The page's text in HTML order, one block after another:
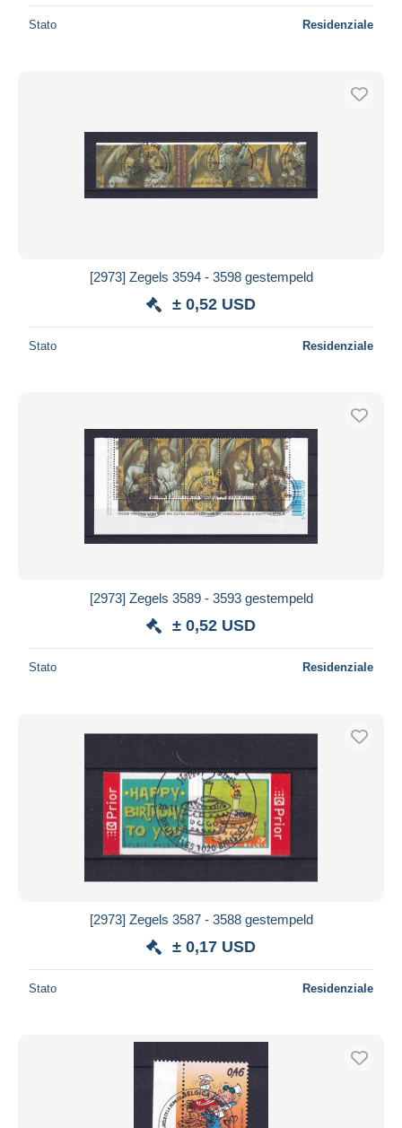
Stato Residenziale
[2973] Zegels 3594 - 3598 gestempeld
± 0,52 USD
Stato Residenziale
[2973] Zegels 3589 - 3593 gestempeld
± 0,52 USD
Stato Residenziale
[2973] Zegels 3587 - 3588 gestempeld
± 0,17 USD
Stato Residenziale